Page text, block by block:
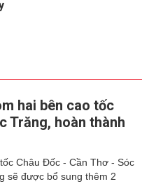
hai bên cao tốc
Trăng, hoàn thành
Châu Đốc - Cần Thơ - Sóc
sẽ được bổ sung thêm 2